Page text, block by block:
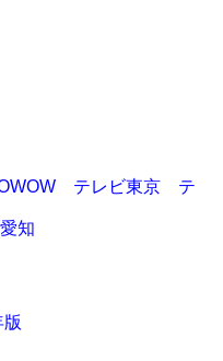
テレビ東京 テ
知